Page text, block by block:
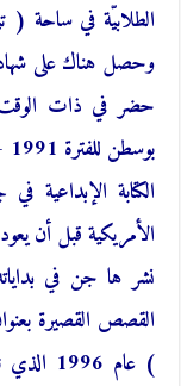
الطلابيّة في ساحة (
حضر في ذات الوقت
الكتابة الإبداعية
الأمريكية قبل أن يعود
نشر ها جن في